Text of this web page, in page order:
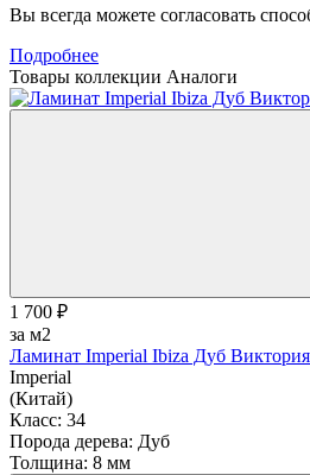
Вы всегда можете согласовать
Подробнее
Товары коллекции Аналоги
1 700 ₽
за м2
Ламинат Imperial Ibiza Дуб
Imperial
(Китай)
Класс: 34
Порода дерева: Дуб
Толщина: 8 мм